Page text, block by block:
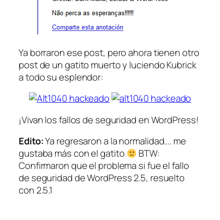
Ya borraron ese post, pero ahora tienen otro
post de un gatito muerto y luciendo Kubrick
a todo su esplendor:
¡Vivan los fallos de seguridad en WordPress!
Edito:Ya regresaron a la normalidad…. me
gustaba más con el gatito
BTW:
Confirmaron que el problema si fue el fallo
de seguridad de WordPress 2.5, resuelto
con 2.5.1